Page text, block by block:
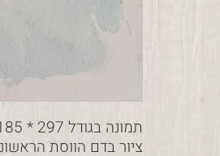
תמונה בגודל 297 * 185
ציור בדם הווסת